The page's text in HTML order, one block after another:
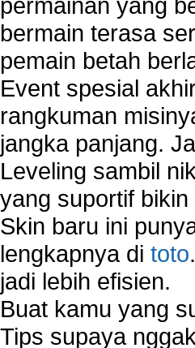
bermain terasa
pemain betah
Event spesial
rangkuman
jangka panjang.
Leveling sambil
yang suportif
Skin baru ini
lengkapnya di toto
jadi lebih efisien.
Buat kamu yang
Tips supaya